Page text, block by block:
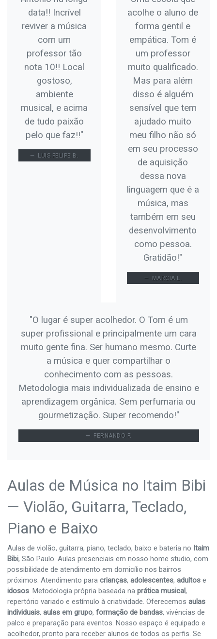
data!! Incrível
reviver a música
com um
professor tão
nota 10!! Local
gostoso,
ambiente
musical, e acima
de tudo paixão
pelo que faz!!"
LUIS FELIPE B.
acolhe o aluno de
forma gentil e
empática. Tom é
um professor
muito qualificado.
Mas para além
disso é alguém
sensível que tem
ajudado muito
meu filho não só
em seu processo
de aquisição
dessa nova
linguagem que é a
música, mas
também em seu
desenvolvimento
como pessoa.
Gratidão!"
MARCIA L.
"O lugar é super acolhedor. O Tom é um
super profissional e principalmente um cara
muito gente fina. Ser humano mesmo. Curte
a música e quer compartilhar o
conhecimento com as pessoas.
Metodologia mais individualizada de ensino e
aprendizagem orgânica. Sem perfumaria ou
gourmetização. Super recomendo!"
FERNANDO F.
Aulas de Música no Itaim Bibi
— Violão, Guitarra, Teclado,
Piano e Baixo
Aulas de violão, guitarra, piano, teclado, baixo e bateria no Itaim
Bibi, São Paulo. Aulas presenciais em nosso home studio, com
possibilidade de atendimento em domicílio nos bairros
próximos. Atendimento para crianças, adolescentes, adultos e
idosos. Metodologia própria baseada na prática musical,
repertório variado e estímulo à criatividade. Oferecemos aulas
individuais, aulas em grupo, formação de bandas, vivências de
palco e preparação para eventos. Nosso espaço é equipado e
acolhedor, pronto para receber alunos de todos os perfis. Se